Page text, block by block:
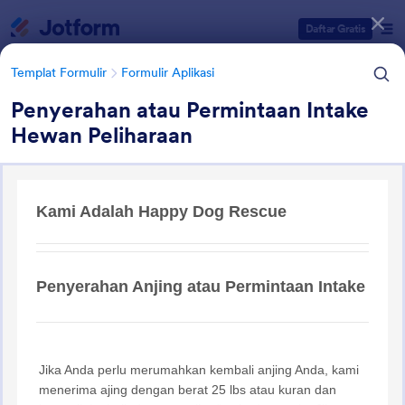
Daftar Gratis
Templat Formulir Formulir Aplikasi
Penyerahan atau Permintaan Intake
Hewan Peliharaan
Template Formulir Aplikasi
1 Template
Kategori Templat Formulir